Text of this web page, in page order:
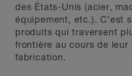
des États-Unis (acier,
équipement, etc.). C’est
produits qui traversent
frontière au cours de leur
fabrication.